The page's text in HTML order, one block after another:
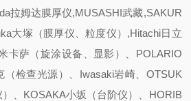
拉姆达膜厚仪,MUSASHI武藏,SAKUR
大塚（膜厚仪、粒度仪）,Hitachi日立
卡萨（旋涂设备、显影）、POLARIO
（检查光源）、Iwasaki岩崎、OTSUK
、KOSAKA小坂（台阶仪）、HORIB